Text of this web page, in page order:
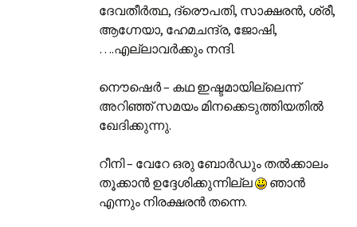
ദേവതീര്‍ത്ഥ, ദ്രൌപതി, സാക്ഷരന്‍, ശ്രീ,
ആഗ്നേയാ, ഹേമചന്ദ്ര, ജോഷി,
….എല്ലാവര്‍ക്കും നന്ദി.
നൌഷെര്‍ – കഥ ഇഷ്ടമായില്ലെന്ന്
അറിഞ്ഞ് സമയം മിനക്കെടുത്തിയതില്‍
ഖേദിക്കുന്നു.
റീനി – വേറേ ഒരു ബോര്‍ഡും തല്‍ക്കാലം
തൂക്കാന്‍ ഉദ്ദേശിക്കുന്നില്ല
ഞാന്‍
എന്നും നിരക്ഷരന്‍ തന്നെ.